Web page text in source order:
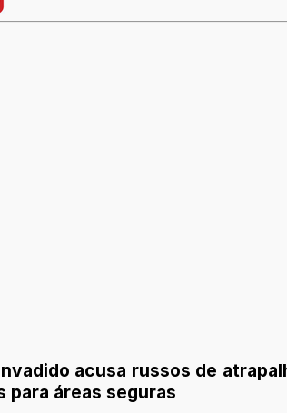
acusa russos de
para áreas seguras